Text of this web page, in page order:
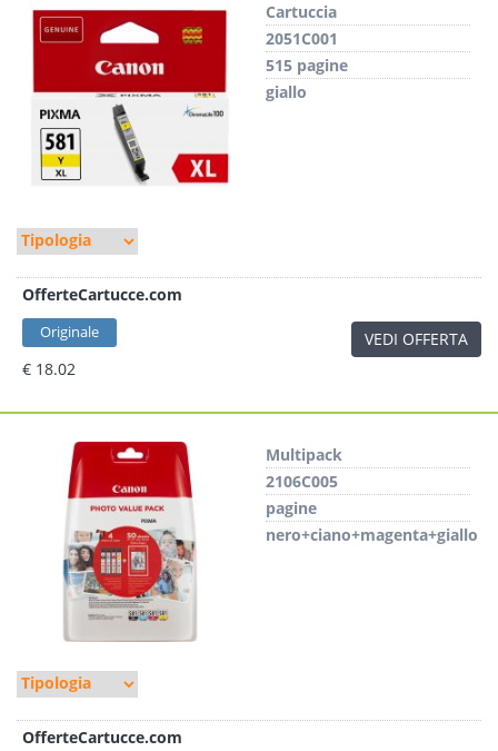
Cartuccia
2051C001
515 pagine
giallo
OfferteCartucce.com
Originale
€ 18.02
VEDI OFFERTA
Multipack
2106C005
pagine
nero+ciano+magenta+giallo
OfferteCartucce.com